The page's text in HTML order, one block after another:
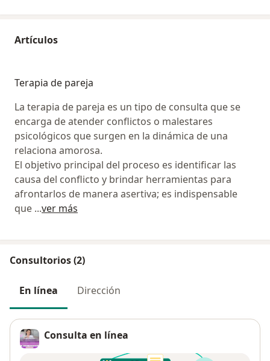
Artículos
Terapia de pareja
La terapia de pareja es un tipo de consulta que se
encarga de atender conflictos o malestares
psicológicos que surgen en la dinámica de una
relaciona amorosa.
El objetivo principal del proceso es identificar las
causa del conflicto y brindar herramientas para
afrontarlos de manera asertiva; es indispensable
que ...ver más
Consultorios (2)
En línea Dirección
Consulta en línea